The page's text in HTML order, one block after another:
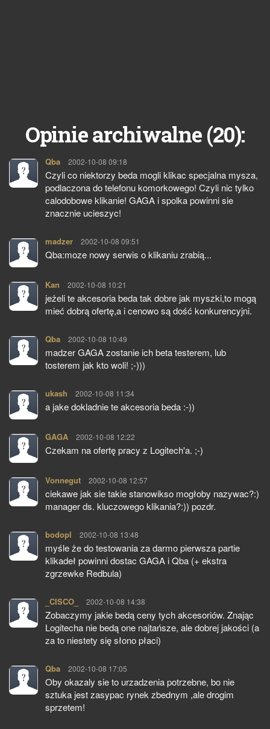
Opinie archiwalne (20):
Qba pisze:
2002-10-08 09:18
Czyli co niektorzy beda mogli klikac specjalna mysza,
podlaczona do telefonu komorkowego! Czyli nic tylko
calodobowe klikanie! GAGA i spolka powinni sie
znacznie ucieszyc!
madzer pisze:
2002-10-08 09:51
Qba:moze nowy serwis o klikaniu zrabią...
Kan pisze:
2002-10-08 10:21
jeżeli te akcesoria beda tak dobre jak myszki,to mogą
mieć dobrą ofertę,a i cenowo są dość konkurencyjni.
Qba pisze:
2002-10-08 10:49
madzer GAGA zostanie ich beta testerem, lub
tosterem jak kto woli! ;-)))
ukash pisze:
2002-10-08 11:34
a jake dokladnie te akcesoria beda :-))
GAGA pisze:
2002-10-08 12:22
Czekam na ofertę pracy z Logitech'a. ;-)
Vonnegut pisze:
2002-10-08 12:57
ciekawe jak sie takie stanowikso mogłoby nazywac?:)
manager ds. kluczowego klikania?:)) pozdr.
bodopl pisze:
2002-10-08 13:48
myśle że do testowania za darmo pierwsza partie
klikadeł powinni dostac GAGA i Qba (+ ekstra
zgrzewke Redbula)
_CISCO_ pisze:
2002-10-08 14:38
Zobaczymy jakie bedą ceny tych akcesoriów. Znając
Logitecha nie bedą one najtańsze, ale dobrej jakości (a
za to niestety się słono płaci)
Qba pisze:
2002-10-08 17:05
Oby okazaly sie to urzadzenia potrzebne, bo nie
sztuka jest zasypac rynek zbednym ,ale drogim
sprzetem!